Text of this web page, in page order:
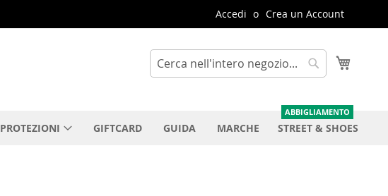
Accedi Crea un Account
Cerca
PROTEZIONI GIFTCARD GUIDA MARCHE STREET & SHOES